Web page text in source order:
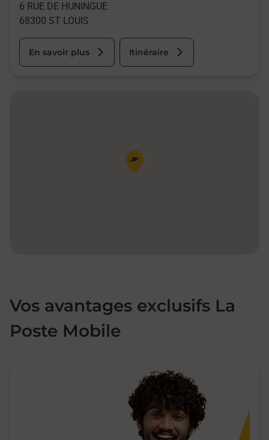
6 RUE DE HUNINGUE
68300 ST LOUIS
En savoir plus Itinéraire
Pin de la carte
Vos avantages exclusifs La
Poste Mobile